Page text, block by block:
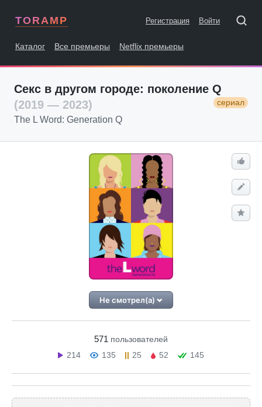
TORAMP Регистрация Войти
Каталог Все премьеры Netflix премьеры
Секс в другом городе: поколение Q
(2019 — 2023)
сериал
The L Word: Generation Q
Не смотрел(а)
571 пользователей
214
135 25 52 145